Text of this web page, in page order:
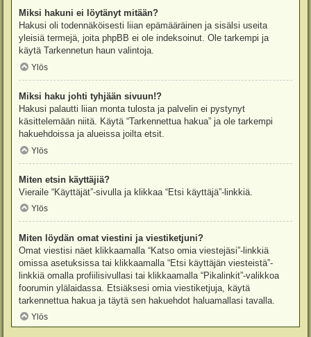
Miksi hakuni ei löytänyt mitään?
Hakusi oli todennäköisesti liian epämääräinen ja sisälsi useita
yleisiä termejä, joita phpBB ei ole indeksoinut. Ole tarkempi ja
käytä Tarkennetun haun valintoja.
Ylös
Miksi haku johti tyhjään sivuun!?
Hakusi palautti liian monta tulosta ja palvelin ei pystynyt
käsittelemään niitä. Käytä “Tarkennettua hakua” ja ole tarkempi
hakuehdoissa ja alueissa joilta etsit.
Ylös
Miten etsin käyttäjiä?
Vieraile “Käyttäjät”-sivulla ja klikkaa “Etsi käyttäjä”-linkkiä.
Ylös
Miten löydän omat viestini ja viestiketjuni?
Omat viestisi näet klikkaamalla “Katso omia viestejäsi”-linkkiä
omissa asetuksissa tai klikkaamalla “Etsi käyttäjän viesteistä”-
linkkiä omalla profiilisivullasi tai klikkaamalla “Pikalinkit”-valikkoa
foorumin ylälaidassa. Etsiäksesi omia viestiketjuja, käytä
tarkennettua hakua ja täytä sen hakuehdot haluamallasi tavalla.
Ylös